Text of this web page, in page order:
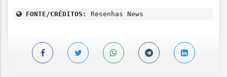
FONTE/CRÉDITOS: Resenhas News